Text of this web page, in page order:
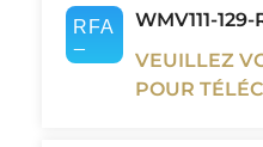
WMV111-
VEUILLEZ
POUR